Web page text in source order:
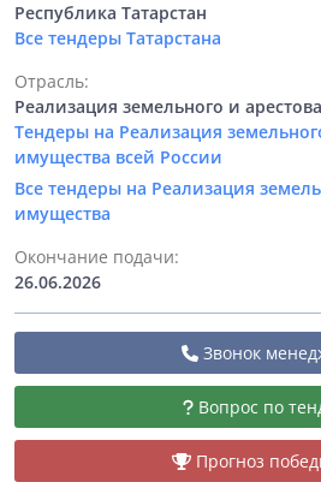
Республика Татарстан
Все тендеры Татарстана
Отрасль:
Реализация земельного и
Тендеры на Реализация
имущества всей России
Все тендеры на Реализация
имущества
Окончание подачи:
26.06.2026
Звонок
Вопрос по
Прогноз